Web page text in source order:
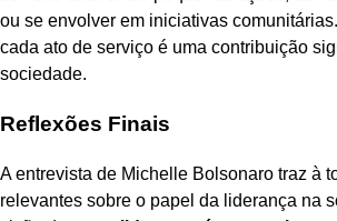
ou se envolver em iniciativas
cada ato de serviço é uma contribuição
sociedade.
Reflexões Finais
A entrevista de Michelle Bolsonaro traz à
relevantes sobre o papel da liderança na